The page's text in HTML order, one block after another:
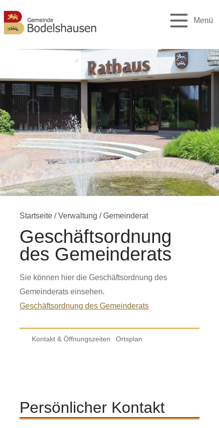
Menü
Persönlicher Kontakt
Startseite /Verwaltung /Gemeinderat
Geschäftsordnung
des Gemeinderats
Sie können hier die Geschäftsordnung des
Gemeinderats einsehen.
Geschäftsordnung des Gemeinderats
Kontakt & Öffnungszeiten Ortsplan